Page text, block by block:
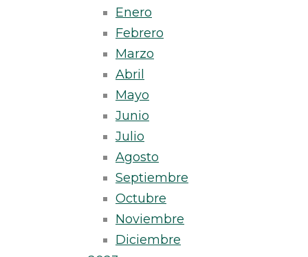
Enero
Febrero
Marzo
Abril
Mayo
Junio
Julio
Agosto
Septiembre
Octubre
Noviembre
Diciembre